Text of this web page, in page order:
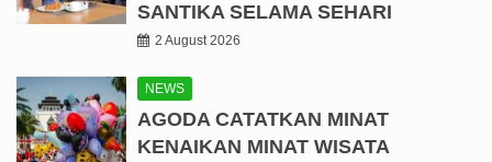
SANTIKA SELAMA SEHARI
2 August 2026
NEWS
AGODA CATATKAN MINAT
KENAIKAN MINAT WISATA